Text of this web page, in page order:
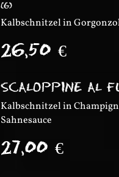
(G)
Kalbschnitzel in
26,50€
SCALOPPINE AL
Kalbschnitzel in
Sahnesauce
27,00€